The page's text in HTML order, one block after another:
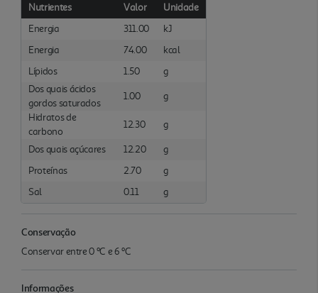
Nutrientes Valor
Unidade
Energia
311.00
kJ
Energia
74.00
kcal
Lípidos
1.50
g
Dos quais ácidos
gordos saturados
1.00
g
Hidratos de
carbono
12.30 g
Dos quais açúcares 12.20
g
Proteínas
2.70
g
Sal
0.11 g
Conservação
Conservar entre 0 ºC e 6 ºC
Informações